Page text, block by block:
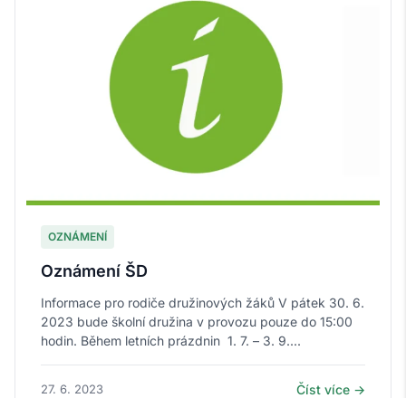
OZNÁMENÍ
Oznámení ŠD
Informace pro rodiče družinových žáků V pátek 30. 6.
2023 bude školní družina v provozu pouze do 15:00
hodin. Během letních prázdnin 1. 7. – 3. 9....
27. 6. 2023 Číst více →